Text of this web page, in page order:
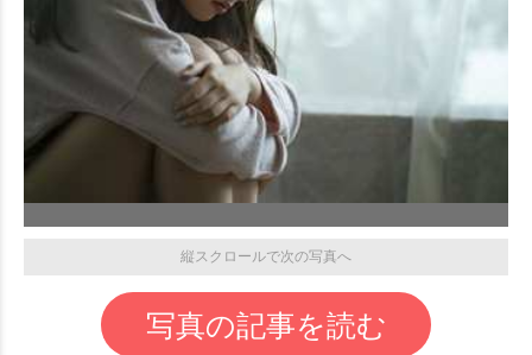
縦スクロールで次の写真へ
写真の記事を読む